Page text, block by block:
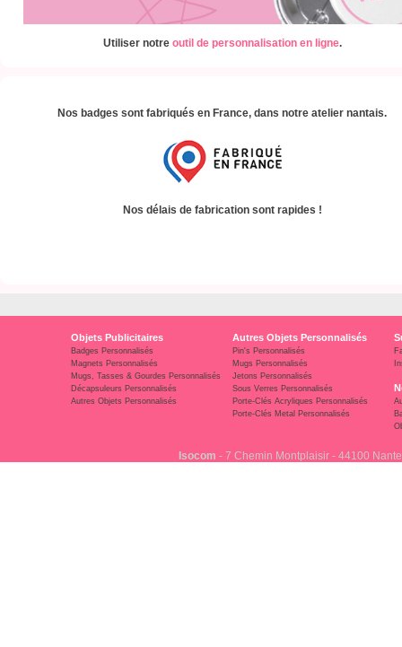
Utiliser notre outil de personnalisation en ligne.
Nos badges sont fabriqués en France, dans notre atelier nantais.
Nos délais de fabrication sont rapides !
Objets Publicitaires
Badges Personnalisés
Magnets Personnalisés
Mugs, Tasses & Gourdes Personnalisés
Décapsuleurs Personnalisés
Autres Objets Personnalisés
Autres Objets Personnalisés
Pin's Personnalisés
Mugs Personnalisés
Jetons Personnalisés
Sous Verres Personnalisés
Porte-Clés Acryliques Personnalisés
Porte-Clés Metal Personnalisés
Isocom - 7 Chemin Montplaisir - 44100